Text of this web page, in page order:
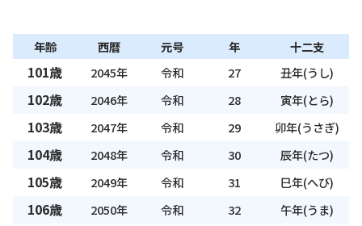
年齢 西暦 元号 年 十二支
101歳 2045年 令和 27 丑年(うし)
102歳 2046年 令和 28 寅年(とら)
103歳 2047年 令和 29 卯年(うさぎ)
104歳 2048年 令和 30 辰年(たつ)
105歳 2049年 令和 31 巳年(へび)
106歳 2050年 令和 32 午年(うま)